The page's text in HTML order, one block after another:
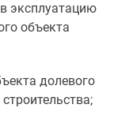
эксплуатацию
объекта
долевого